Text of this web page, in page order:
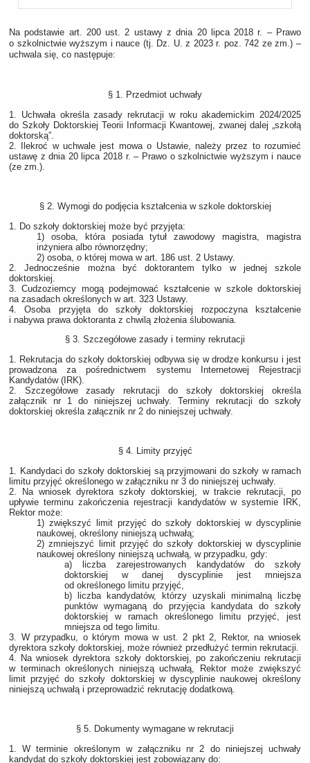
Na podstawie art. 200 ust. 2 ustawy z dnia 20 lipca 2018 r. – Prawo
o szkolnictwie wyższym i nauce (tj. Dz. U. z 2023 r. poz. 742 ze zm.) ‒
uchwala się, co następuje:
§ 1. Przedmiot uchwały
1. Uchwała określa zasady rekrutacji w roku akademickim 2024/2025
do Szkoły Doktorskiej Teorii Informacji Kwantowej, zwanej dalej „szkołą
doktorską”.
2. Ilekroć w uchwale jest mowa o Ustawie, należy przez to rozumieć
ustawę z dnia 20 lipca 2018 r. – Prawo o szkolnictwie wyższym i nauce
(ze zm.).
§ 2. Wymogi do podjęcia kształcenia w szkole doktorskiej
1. Do szkoły doktorskiej może być przyjęta:
1) osoba, która posiada tytuł zawodowy magistra, magistra
inżyniera albo równorzędny;
2) osoba, o której mowa w art. 186 ust. 2 Ustawy.
2. Jednocześnie można być doktorantem tylko w jednej szkole
doktorskiej.
3. Cudzoziemcy mogą podejmować kształcenie w szkole doktorskiej
na zasadach określonych w art. 323 Ustawy.
4. Osoba przyjęta do szkoły doktorskiej rozpoczyna kształcenie
i nabywa prawa doktoranta z chwilą złożenia ślubowania.
§ 3. Szczegółowe zasady i terminy rekrutacji
1. Rekrutacja do szkoły doktorskiej odbywa się w drodze konkursu i jest
prowadzona za pośrednictwem systemu Internetowej Rejestracji
Kandydatów (IRK).
2. Szczegółowe zasady rekrutacji do szkoły doktorskiej określa
załącznik nr 1 do niniejszej uchwały. Terminy rekrutacji do szkoły
doktorskiej określa załącznik nr 2 do niniejszej uchwały.
§ 4. Limity przyjęć
1. Kandydaci do szkoły doktorskiej są przyjmowani do szkoły w ramach
limitu przyjęć określonego w załączniku nr 3 do niniejszej uchwały.
2. Na wniosek dyrektora szkoły doktorskiej, w trakcie rekrutacji, po
upływie terminu zakończenia rejestracji kandydatów w systemie IRK,
Rektor może:
1) zwiększyć limit przyjęć do szkoły doktorskiej w dyscyplinie
naukowej, określony niniejszą uchwałą;
2) zmniejszyć limit przyjęć do szkoły doktorskiej w dyscyplinie
naukowej określony niniejszą uchwałą, w przypadku, gdy:
a) liczba zarejestrowanych kandydatów do szkoły
doktorskiej w danej dyscyplinie jest mniejsza
od określonego limitu przyjęć,
b) liczba kandydatów, którzy uzyskali minimalną liczbę
punktów wymaganą do przyjęcia kandydata do szkoły
doktorskiej w ramach określonego limitu przyjęć, jest
mniejsza od tego limitu.
3. W przypadku, o którym mowa w ust. 2 pkt 2, Rektor, na wniosek
dyrektora szkoły doktorskiej, może również przedłużyć termin rekrutacji.
4. Na wniosek dyrektora szkoły doktorskiej, po zakończeniu rekrutacji
w terminach określonych niniejszą uchwałą, Rektor może zwiększyć
limit przyjęć do szkoły doktorskiej w dyscyplinie naukowej określony
niniejszą uchwałą i przeprowadzić rekrutację dodatkową.
§ 5. Dokumenty wymagane w rekrutacji
1. W terminie określonym w załączniku nr 2 do niniejszej uchwały
kandydat do szkoły doktorskiej jest zobowiązany do: